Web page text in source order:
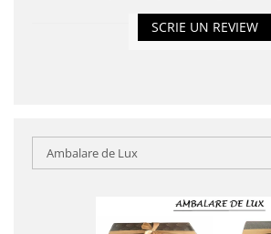
SCRIE UN REVIEW
Ambalare de Lux